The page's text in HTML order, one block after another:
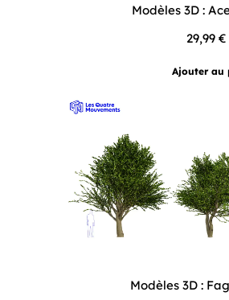
Modèles 3D :
29,99€
Ajouter au
Modèles 3D :